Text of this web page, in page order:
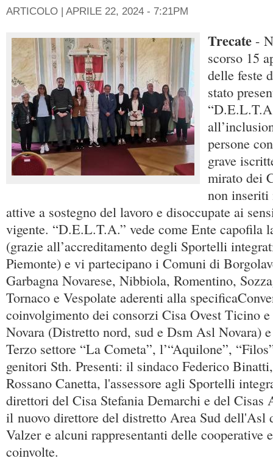
ARTICOLO | APRILE 22, 2024 - 7:21PM
Trecate -
scorso 15
delle feste
stato
persone
grave
mirato dei
non
attive a sostegno del lavoro e disoccupate ai
vigente. “D.E.L.T.A.” vede come Ente capofila
(grazie all’accreditamento degli Sportelli
Piemonte) e vi partecipano i Comuni di
Garbagna Novarese, Nibbiola, Romentino,
Tornaco e Vespolate aderenti alla
coinvolgimento dei consorzi Cisa Ovest Ticino e
Novara (Distretto nord, sud e Dsm Asl Novara)
Terzo settore “La Cometa”, l’“Aquilone”,
genitori Sth. Presenti: il sindaco Federico
Rossano Canetta, l'assessore agli Sportelli
direttori del Cisa Stefania Demarchi e del Cisas
il nuovo direttore del distretto Area Sud dell'Asl
Valzer e alcuni rappresentanti delle cooperative
coinvolte.